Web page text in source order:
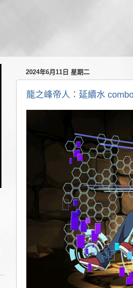
2024年6月11日 星期二
龍之峰帝人：延續水